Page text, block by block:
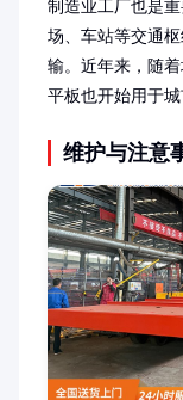
制造业工厂也是
场、车站等交通
输。近年来，随
平板也开始用于
维护与注意